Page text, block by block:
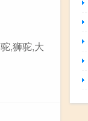
,狮驼,大